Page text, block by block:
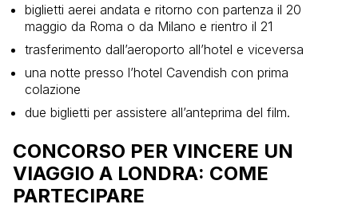
biglietti aerei andata e ritorno con partenza il 20
maggio da Roma o da Milano e rientro il 21
trasferimento dall’aeroporto all’hotel e viceversa
una notte presso l’hotel Cavendish con prima
colazione
due biglietti per assistere all’anteprima del film.
CONCORSO PER VINCERE UN
VIAGGIO A LONDRA: COME
PARTECIPARE